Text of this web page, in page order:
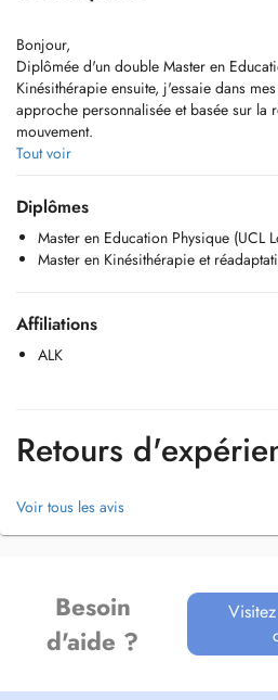
Bonjour,
Diplômée d'un double Master en
Kinésithérapie ensuite, j'essaie dans
approche personnalisée et basée sur la
mouvement.
Toujours en quête d'apprendre et de
former pour proposer à mes patients
Je prends en charge le type de
- Pathologies orthopédiques-rhumato-
- Pathologies respiratoires
Le cabinet dispose d'un appareil à
N'hésitez pas à me contacter pour plus
caroline.naert@outlook.be
Tout voir
Diplômes
Master en Education Physique (UCL
Master en Kinésithérapie et
Affiliations
ALK
Retours
Voir tous les avis
Besoin
d'aide ?